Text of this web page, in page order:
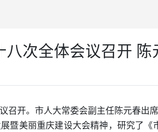
次全体会议召开 陈
召开。市人大常委会副主任陈元春出席
暨美丽重庆建设大会精神，研究了《